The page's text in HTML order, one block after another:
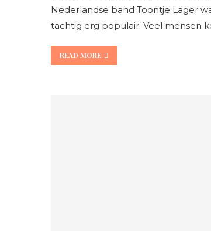
Nederlandse band Toontje Lager
tachtig erg populair. Veel mensen
READ MORE